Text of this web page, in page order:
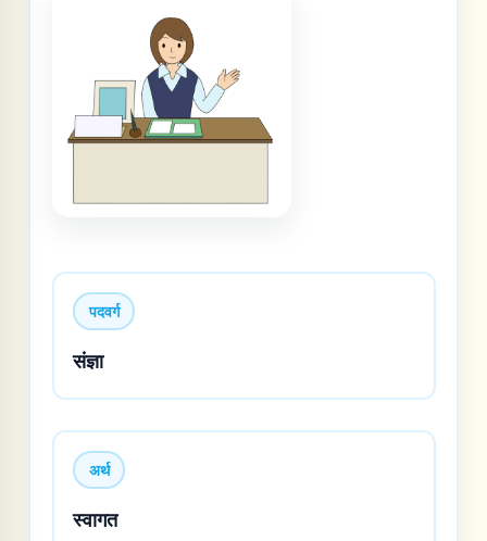
पदवर्ग
संज्ञा
अर्थ
स्वागत